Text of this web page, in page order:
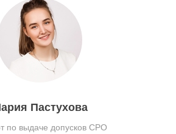
Пастухова
по выдаче допусков СРО